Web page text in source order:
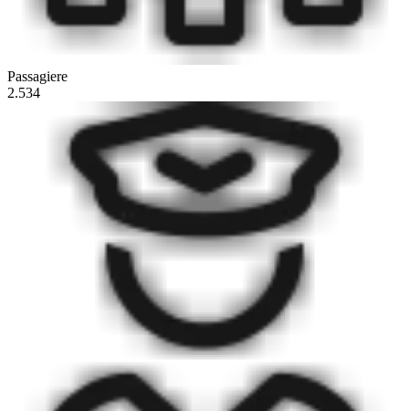
Passagiere
2.534